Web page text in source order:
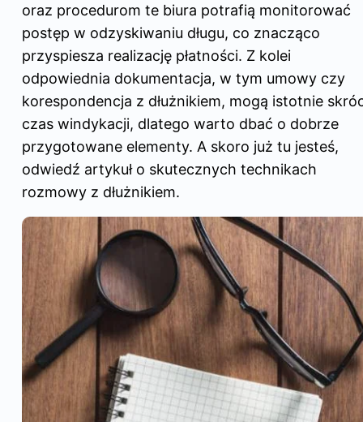
oraz procedurom te biura potrafią monitorować
postęp w odzyskiwaniu długu, co znacząco
przyspiesza realizację płatności. Z kolei
odpowiednia dokumentacja, w tym umowy czy
korespondencja z dłużnikiem, mogą istotnie
czas windykacji, dlatego warto dbać o dobrze
przygotowane elementy. A skoro już tu jesteś,
odwiedź artykuł o skutecznych technikach
rozmowy z dłużnikiem.